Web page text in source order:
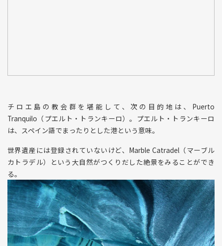
チロエ島の教会群を堪能して、次の目的地は、Puerto
Tranquilo（プエルト・トランキーロ）。プエルト・トランキーロ
は、スペイン語でまったりとした港という意味。
世界遺産には登録されていないけど、Marble Catradel（マーブル
カトラデル）という大自然がつくりだした絶景をみることができ
る。